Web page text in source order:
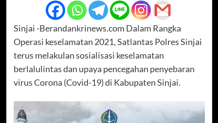
Sinjai -Berandankrinews.com Dalam Rangka
Operasi keselamatan 2021, Satlantas Polres Sinjai
terus melakulan sosialisasi keselamatan
berlalulintas dan upaya pencegahan penyebaran
virus Corona (Covid-19) di Kabupaten Sinjai.